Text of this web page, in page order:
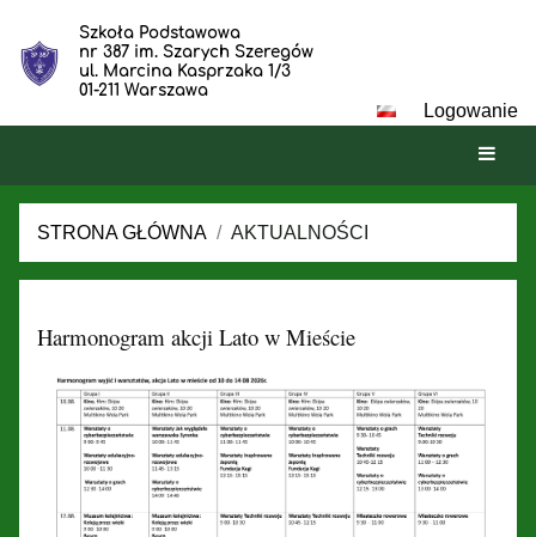
Szkoła Podstawowa
nr 387 im. Szarych Szeregów
ul. Marcina Kasprzaka 1/3
01-211 Warszawa
Logowanie
STRONA GŁÓWNA / AKTUALNOŚCI
Harmonogram akcji Lato w Mieście